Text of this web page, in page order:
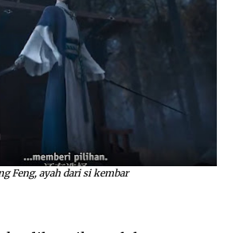
Feng, ayah dari si kembar